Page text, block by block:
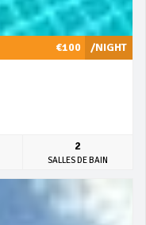
/NIGHT
€100
2
SALLES DE BAIN